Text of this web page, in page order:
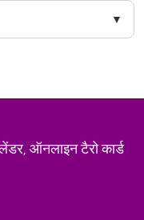
ऑनलाइन टैरो कार्ड